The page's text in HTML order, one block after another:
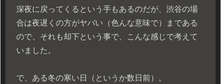
深夜に戻ってくるという手もあるのだが、渋谷の場
合は夜遅くの方がヤバい（色んな意味で）まである
ので、それも却下という事で、こんな感じで考えて
いました。
で、ある冬の寒い日（というか数日前）。